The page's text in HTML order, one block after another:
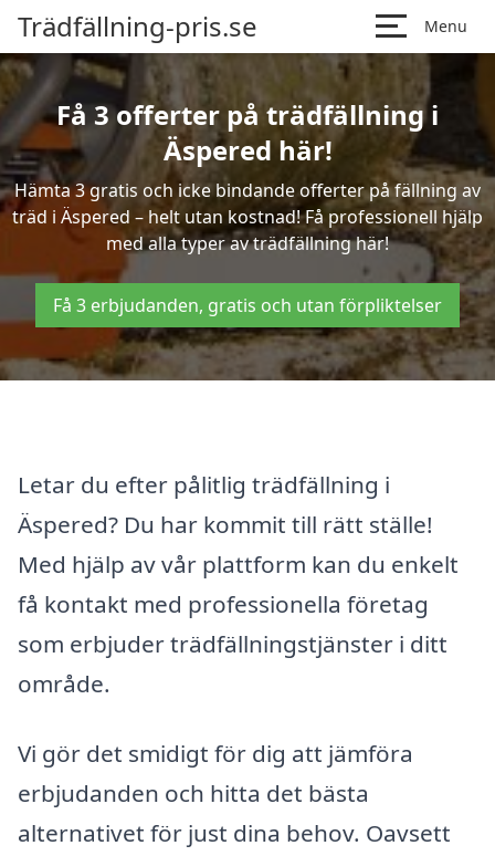
Trädfällning-pris.se Menu
Få 3 offerter på trädfällning i
Äspered här!
Hämta 3 gratis och icke bindande offerter på fällning av
träd i Äspered – helt utan kostnad! Få professionell hjälp
med alla typer av trädfällning här!
Få 3 erbjudanden, gratis och utan förpliktelser
Letar du efter pålitlig trädfällning i
Äspered? Du har kommit till rätt ställe!
Med hjälp av vår plattform kan du enkelt
få kontakt med professionella företag
som erbjuder trädfällningstjänster i ditt
område.
Vi gör det smidigt för dig att jämföra
erbjudanden och hitta det bästa
alternativet för just dina behov. Oavsett